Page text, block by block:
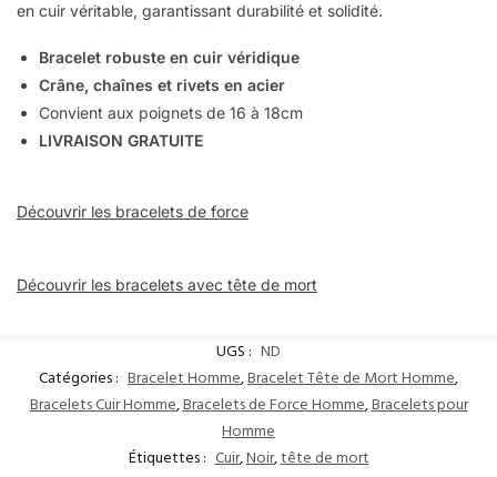
en cuir véritable, garantissant durabilité et solidité.
Bracelet robuste en cuir véridique
Crâne, chaînes et rivets en acier
Convient aux poignets de 16 à 18cm
LIVRAISON GRATUITE
Découvrir les bracelets de force
Découvrir les bracelets avec tête de mort
UGS : ND
Catégories : Bracelet Homme,Bracelet Tête de Mort Homme,
Bracelets Cuir Homme,Bracelets de Force Homme,Bracelets pour
Homme
Étiquettes : Cuir,Noir,tête de mort